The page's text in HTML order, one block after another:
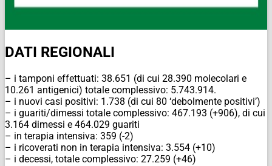
DATI REGIONALI
– i tamponi effettuati: 38.651 (di cui 28.390 molecolari e
10.261 antigenici) totale complessivo: 5.743.914.
– i nuovi casi positivi: 1.738 (di cui 80 ‘debolmente positivi’)
– i guariti/dimessi totale complessivo: 467.193 (+906), di cui
3.164 dimessi e 464.029 guariti
– in terapia intensiva: 359 (-2)
– i ricoverati non in terapia intensiva: 3.554 (+10)
– i decessi, totale complessivo: 27.259 (+46)